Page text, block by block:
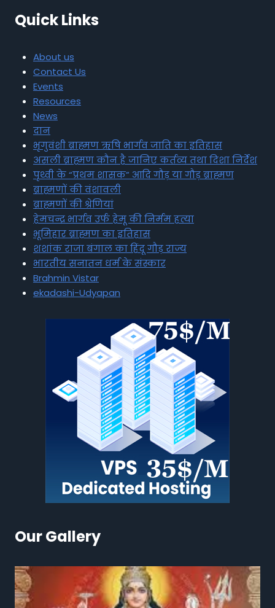
Quick Links
About us
Contact Us
Events
Resources
News
दान
भृगुवंशी ब्राह्मण ऋषि भार्गव जाति का इतिहास
असली ब्राह्मण कौन है जानिए कर्तव्य तथा दिशा निर्देश
पृथ्वी के “प्रथम शासक” आदि गौड़ या गौड़ ब्राह्मण
ब्राह्मणों की वंशावली
ब्राह्मणों की श्रेणियां
हेमचन्द्र भार्गव उर्फ हेमू की निर्मम हत्या
भूमिहार ब्राह्मण का इतिहास
शशांक राजा बंगाल का हिंदू गौड़ राज्य
भारतीय सनातन धर्म के संस्कार
Brahmin Vistar
ekadashi-Udyapan
Our Gallery